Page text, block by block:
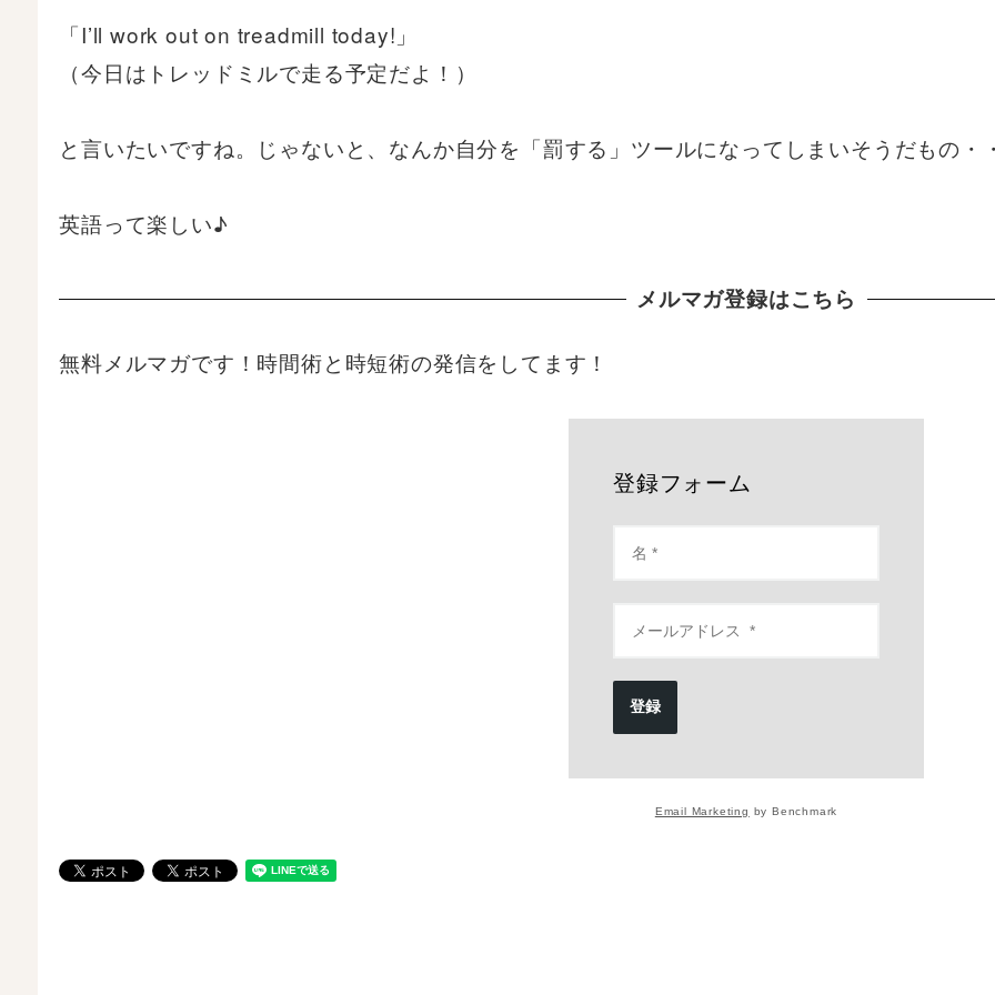
「I’ll work out on treadmill today!」
（今日はトレッドミルで走る予定だよ！）
と言いたいですね。じゃないと、なんか自分を「罰する」ツールになってしまいそうだもの・
英語って楽しい♪
メルマガ登録はこちら
無料メルマガです！時間術と時短術の発信をしてます！
登録フォーム
登録
Email Marketing by Benchmark